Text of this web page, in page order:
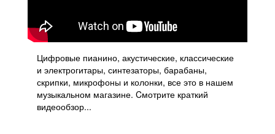
Цифровые пианино, акустические, классические
и электрогитары, синтезаторы, барабаны,
скрипки, микрофоны и колонки, все это в нашем
музыкальном магазине. Cмотрите краткий
видеообзор...